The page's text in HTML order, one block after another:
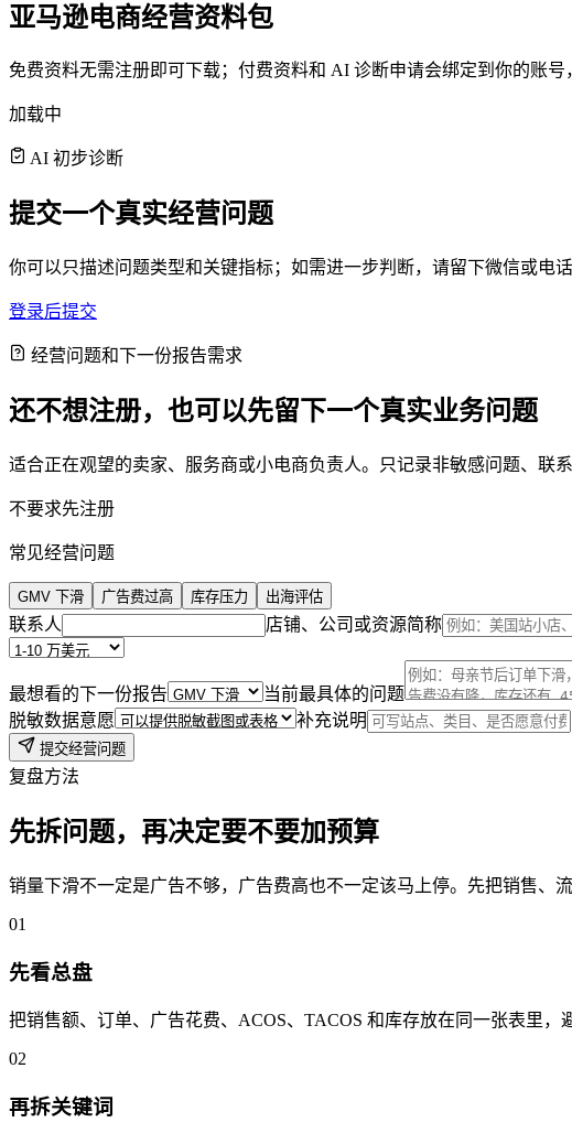
亚马逊电商经营资料包
免费资料无需注册即可下载；付费资料和 AI 诊断申请会绑定到你的账号
加载中
AI 初步诊断
提交一个真实经营问题
你可以只描述问题类型和关键指标；如需进一步判断，请留下微信或电
登录后提交
经营问题和下一份报告需求
还不想注册，也可以先留下一个真实业务问题
适合正在观望的卖家、服务商或小电商负责人。只记录非敏感问题、联
不要求先注册
常见经营问题
GMV 下滑 广告费过高 库存压力 出海评估
联系人 店铺、公司或资源简称
最想看的下一份报告
当前最具体的问题
脱敏数据意愿
补充说明
提交经营问题
复盘方法
先拆问题，再决定要不要加预算
销量下滑不一定是广告不够，广告费高也不一定该马上停。先把销售、
01
先看总盘
把销售额、订单、广告花费、ACOS、TACOS 和库存放在同一张表里，
02
再拆关键词